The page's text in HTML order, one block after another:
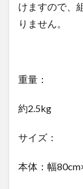
けますので、
りません。
重量：
約2.5kg
サイズ：
本体：幅80cm